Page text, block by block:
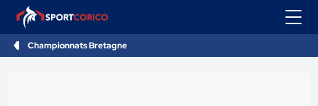
Championnats Bretagne